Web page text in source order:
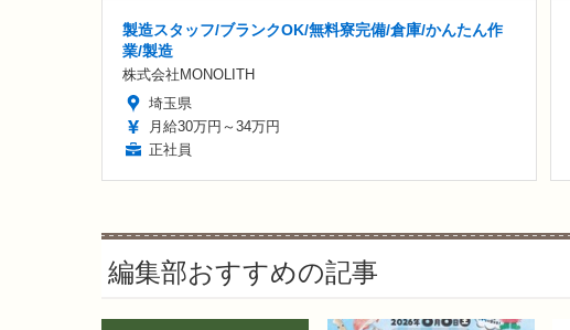
製造スタッフ/ブランクOK/無料寮完備/倉庫/かんたん作
業/製造
株式会社MONOLITH
埼玉県
月給30万円～34万円
正社員
編集部おすすめの記事